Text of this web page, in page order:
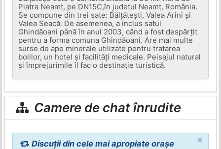
Piatra Neamț, pe DN15C,în județul Neamț, România.
Se compune din trei sate: Bălțătești, Valea Arini și
Valea Seacă. De asemenea, a inclus satul
Ghindăoani până în anul 2003, când a fost despărțit
pentru a forma comuna Ghindăoani. Are mai multe
surse de ape minerale utilizate pentru tratarea
bolilor, un hotel și facilități medicale. Peisajul natural
și împrejurimile îl fac o destinație turistică.
Camere de chat înrudite
×
Discuții din cele mai apropiate orașe